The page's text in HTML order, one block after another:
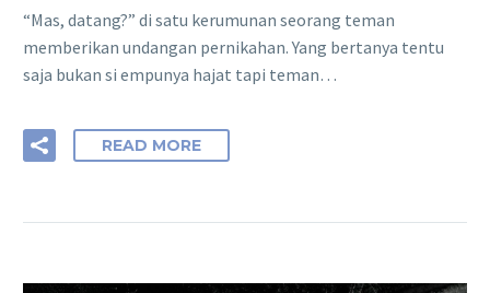
“Mas, datang?” di satu kerumunan seorang teman
memberikan undangan pernikahan. Yang bertanya tentu
saja bukan si empunya hajat tapi teman…
READ MORE